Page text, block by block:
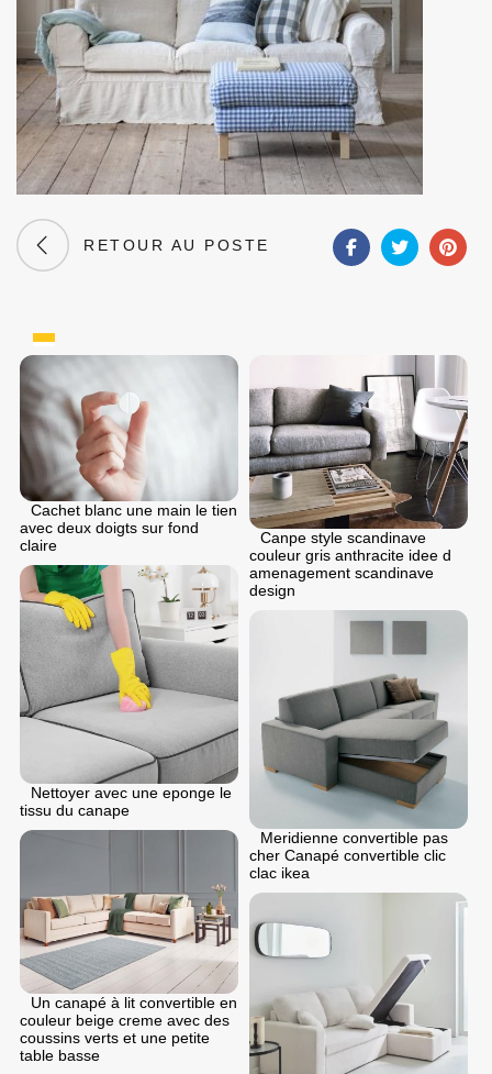
RETOUR AU POSTE
Cachet blanc une main le tien
avec deux doigts sur fond
claire
Canpe style scandinave
couleur gris anthracite idee d
amenagement scandinave
design
Nettoyer avec une eponge le
tissu du canape
Meridienne convertible pas
cher Canapé convertible clic
clac ikea
Un canapé à lit convertible en
couleur beige creme avec des
coussins verts et une petite
table basse